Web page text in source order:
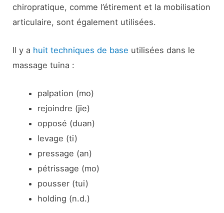
chiropratique, comme l’étirement et la mobilisation
articulaire, sont également utilisées.
Il y a huit techniques de base utilisées dans le
massage tuina :
palpation (mo)
rejoindre (jie)
opposé (duan)
levage (ti)
pressage (an)
pétrissage (mo)
pousser (tui)
holding (n.d.)